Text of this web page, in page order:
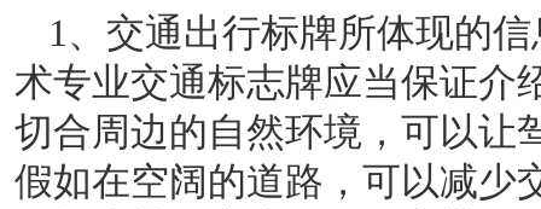
1、交通出行标牌所体现的信
术专业交通标志牌应当保证介
切合周边的自然环境，可以让
假如在空阔的道路，可以减少